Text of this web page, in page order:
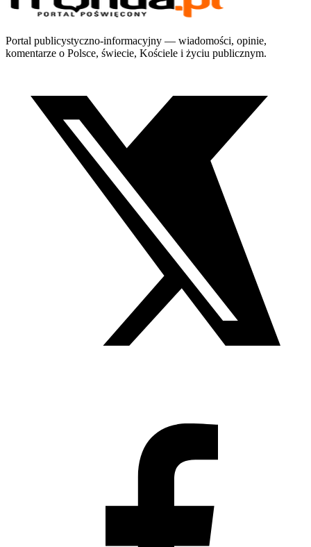
Portal publicystyczno-informacyjny — wiadomości, opinie,
komentarze o Polsce, świecie, Kościele i życiu publicznym.